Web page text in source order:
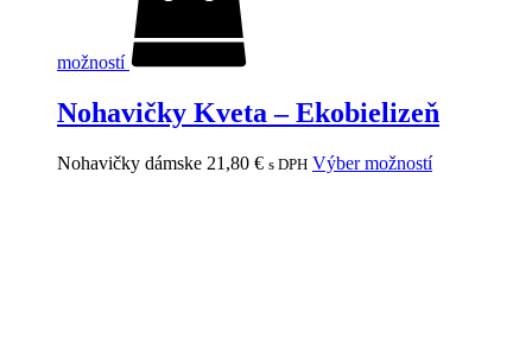
možností
Nohavičky Kveta – Ekobielizeň
Nohavičky dámske 21,80 € s DPH Výber možností